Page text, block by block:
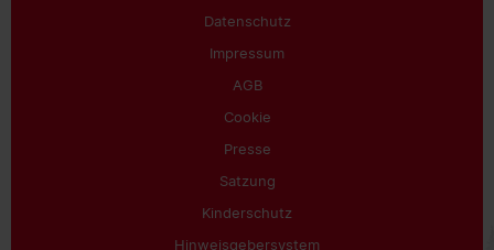
Datenschutz
Impressum
AGB
Cookie
Presse
Satzung
Kinderschutz
Hinweisgebersystem